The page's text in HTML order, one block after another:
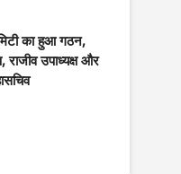
का हुआ गठन,
उपाध्यक्ष और